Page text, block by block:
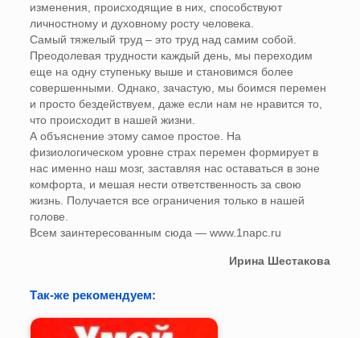
изменения, происходящие в них, способствуют
личностному и духовному росту человека.
Самый тяжелый труд – это труд над самим собой.
Преодолевая трудности каждый день, мы переходим
еще на одну ступеньку выше и становимся более
совершенными. Однако, зачастую, мы боимся перемен
и просто бездействуем, даже если нам не нравится то,
что происходит в нашей жизни.
А объяснение этому самое простое. На
физиологическом уровне страх перемен формирует в
нас именно наш мозг, заставляя нас оставаться в зоне
комфорта, и мешая нести ответственность за свою
жизнь. Получается все ограничения только в нашей
голове.
Всем заинтересованным сюда — www.1napc.ru
Ирина Шестакова
Так-же рекомендуем: